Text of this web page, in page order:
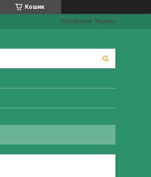
Кошик
Запоріжжя, Україна